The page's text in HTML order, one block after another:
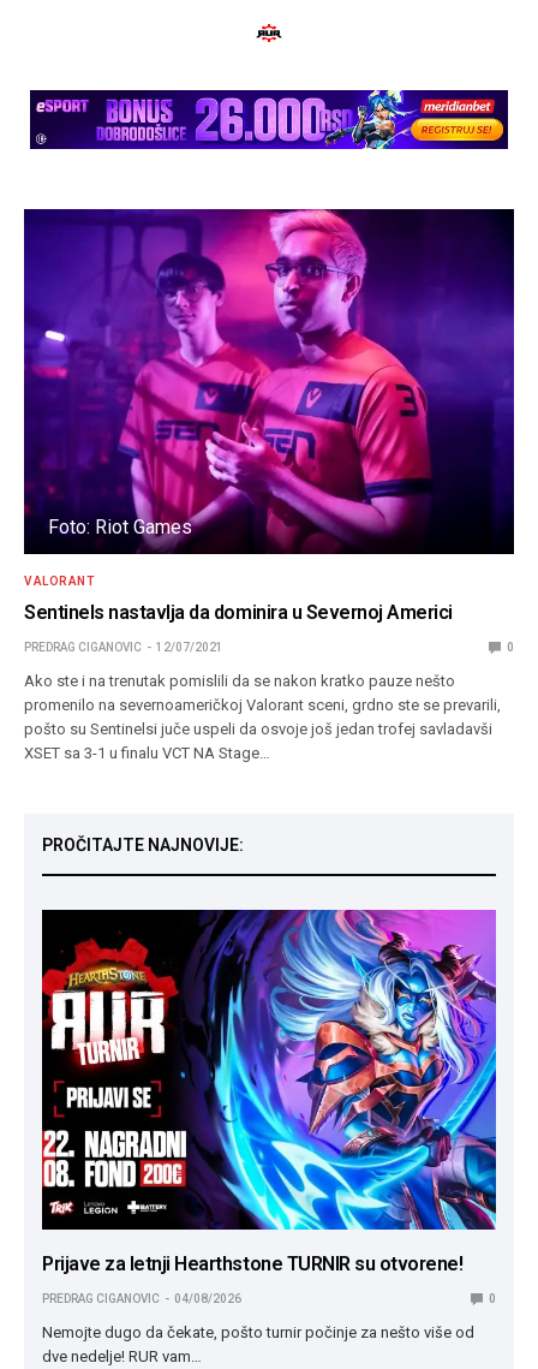
Foto: Riot Games
VALORANT
Sentinels nastavlja da dominira u Severnoj Americi
PREDRAG CIGANOVIC 12/07/2021 0
Ako ste i na trenutak pomislili da se nakon kratko pauze nešto
promenilo na severnoameričkoj Valorant sceni, grdno ste se prevarili,
pošto su Sentinelsi juče uspeli da osvoje još jedan trofej savladavši
XSET sa 3-1 u finalu VCT NA Stage…
PROČITAJTE NAJNOVIJE:
Prijave za letnji Hearthstone TURNIR su otvorene!
PREDRAG CIGANOVIC 04/08/2026 0
Nemojte dugo da čekate, pošto turnir počinje za nešto više od
dve nedelje! RUR vam…